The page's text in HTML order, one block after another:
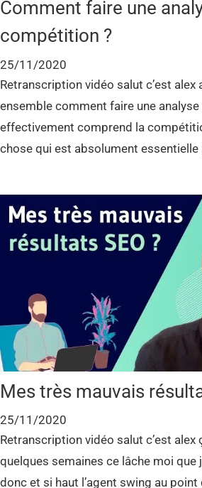
Comment faire une
compétition ?
25/11/2020
Retranscription vidéo salut c’est alex
ensemble comment faire une
effectivement comprend la
chose qui est absolument essentielle
Mes très mauvais
25/11/2020
Retranscription vidéo salut c’est alex
quelques semaines ce lâche moi que
donc et si haut l’agent swing au